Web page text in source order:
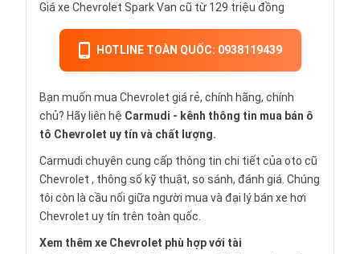
Giá xe Chevrolet Spark Van cũ từ 129 triệu đồng
HOTLINE TOÀN QUỐC: 0938119439
Bạn muốn mua Chevrolet giá rẻ, chính hãng, chính
chủ? Hãy liên hệ Carmudi - kênh thông tin mua bán ô
tô Chevrolet uy tín và chất lượng.
Carmudi chuyên cung cấp thông tin chi tiết của oto cũ
Chevrolet , thông số kỹ thuật, so sánh, đánh giá. Chúng
tôi còn là cầu nối giữa người mua và đại lý bán xe hơi
Chevrolet uy tín trên toàn quốc.
Xem thêm xe Chevrolet phù hợp với tài